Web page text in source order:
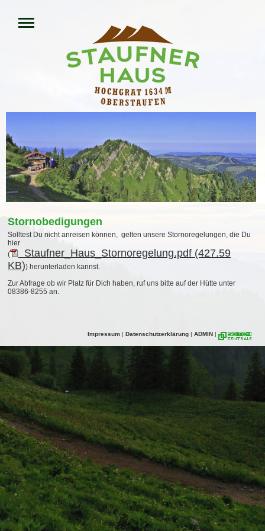
Stornobedigungen
Solltest Du nicht anreisen können, gelten unsere Stornoregelungen, die Du
hier
(
Staufner_Haus_Stornoregelung.pdf (427.59
KB)) herunterladen kannst.
Zur Abfrage ob wir Platz für Dich haben, ruf uns bitte auf der Hütte unter
08386-8255 an.
Impressum | Datenschutzerklärung | ADMIN |